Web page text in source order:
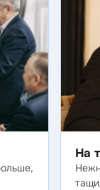
На